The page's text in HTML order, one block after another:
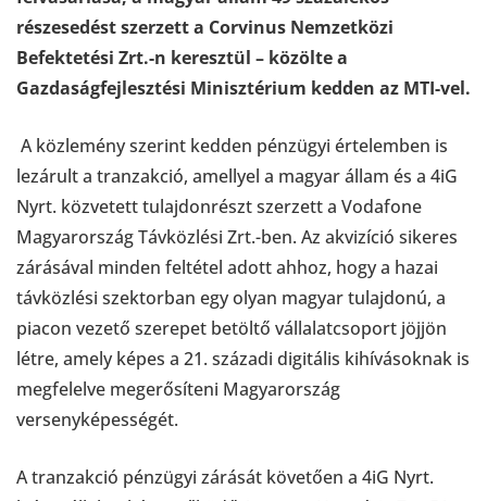
részesedést szerzett a Corvinus Nemzetközi
Befektetési Zrt.-n keresztül – közölte a
Gazdaságfejlesztési Minisztérium kedden az MTI-vel.
A közlemény szerint kedden pénzügyi értelemben is
lezárult a tranzakció, amellyel a magyar állam és a 4iG
Nyrt. közvetett tulajdonrészt szerzett a Vodafone
Magyarország Távközlési Zrt.-ben. Az akvizíció sikeres
zárásával minden feltétel adott ahhoz, hogy a hazai
távközlési szektorban egy olyan magyar tulajdonú, a
piacon vezető szerepet betöltő vállalatcsoport jöjjön
létre, amely képes a 21. századi digitális kihívásoknak is
megfelelve megerősíteni Magyarország
versenyképességét.
A tranzakció pénzügyi zárását követően a 4iG Nyrt.